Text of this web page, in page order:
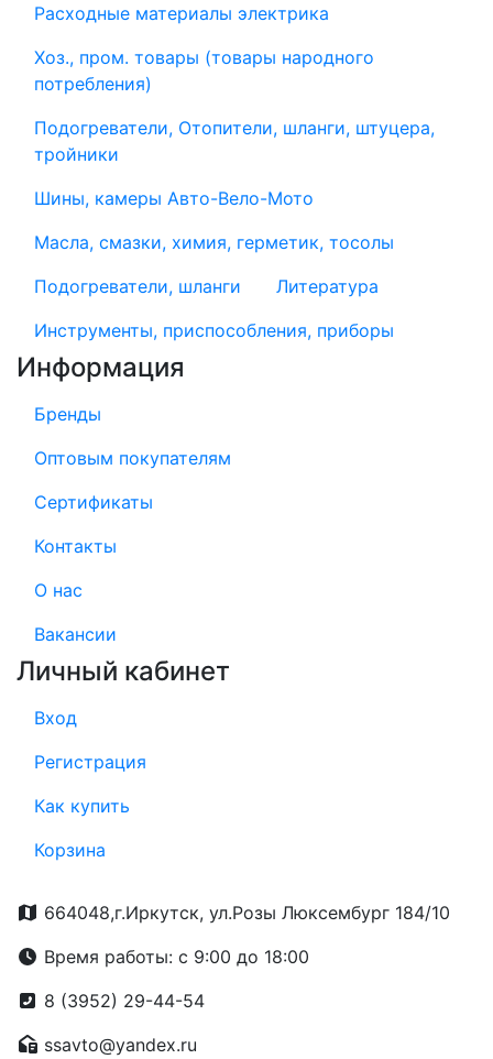
Расходные материалы электрика
Хоз., пром. товары (товары народного
потребления)
Подогреватели, Отопители, шланги, штуцера,
тройники
Шины, камеры Авто-Вело-Мото
Масла, смазки, химия, герметик, тосолы
Подогреватели, шланги
Литература
Инструменты, приспособления, приборы
Информация
Бренды
Оптовым покупателям
Сертификаты
Контакты
О нас
Вакансии
Личный кабинет
Вход
Регистрация
Как купить
Корзина
664048,г.Иркутск, ул.Розы Люксембург 184/10
Время работы: с 9:00 до 18:00
8 (3952) 29-44-54
ssavto@yandex.ru